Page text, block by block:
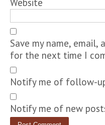
Save my name, email,
for the next time I
Notify me of follow-
Notify me of new